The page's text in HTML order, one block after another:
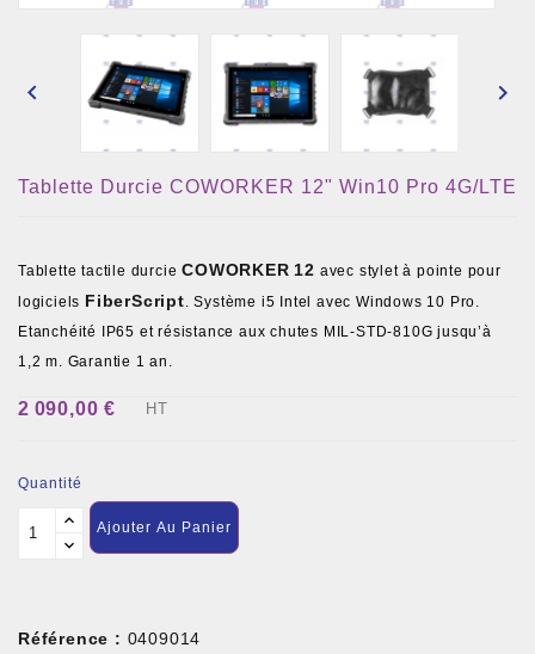
 
Tablette Durcie COWORKER 12" Win10 Pro 4G/LTE
Tablette tactile durcieCOWORKER 12 avec stylet à pointe pour
logiciels FiberScript. Système i5 Intel avec Windows 10 Pro.
Etanchéité IP65 et résistance aux chutes MIL-STD-810G jusqu’à
1,2 m. Garantie 1 an.
2 090,00 € HT
Quantité
Ajouter Au Panier
Référence : 0409014